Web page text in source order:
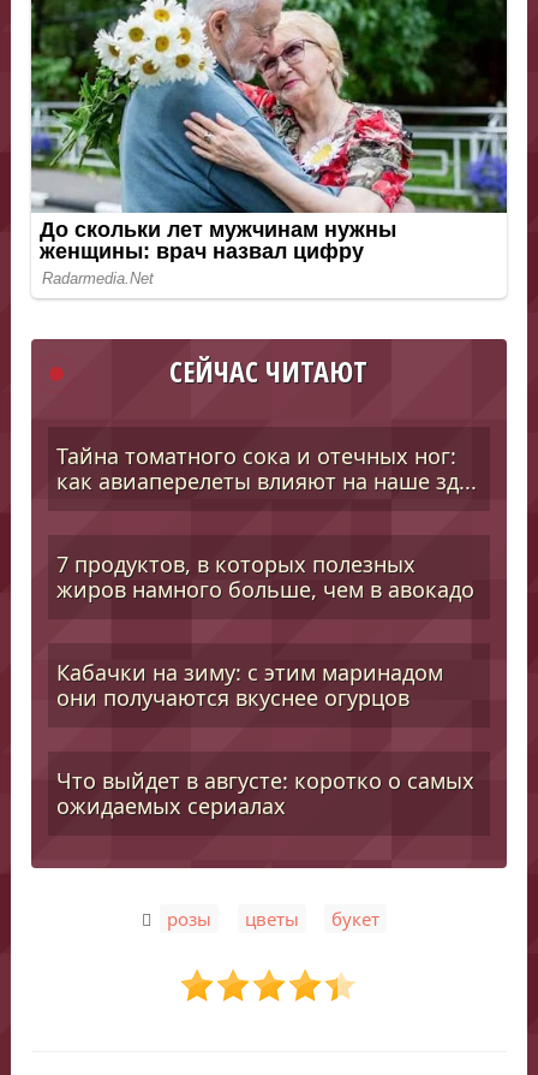
СЕЙЧАС ЧИТАЮТ
Тайна томатного сока и отечных ног:
как авиаперелеты влияют на наше зд...
7 продуктов, в которых полезных
жиров намного больше, чем в авокадо
Кабачки на зиму: с этим маринадом
они получаются вкуснее огурцов
Что выйдет в августе: коротко о самых
ожидаемых сериалах
розы цветы букет